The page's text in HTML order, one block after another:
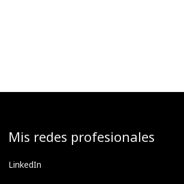
Mis redes profesionales
LinkedIn